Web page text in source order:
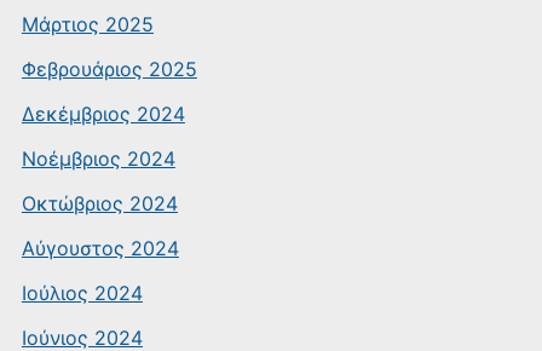
Μάρτιος 2025
Φεβρουάριος 2025
Δεκέμβριος 2024
Νοέμβριος 2024
Οκτώβριος 2024
Αύγουστος 2024
Ιούλιος 2024
Ιούνιος 2024